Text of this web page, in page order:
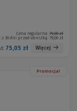
Cena regularna: 79,00 zł
z 30 dni przed obniżką: 79,00 zł
75,05 zł Więcej
Promocja!